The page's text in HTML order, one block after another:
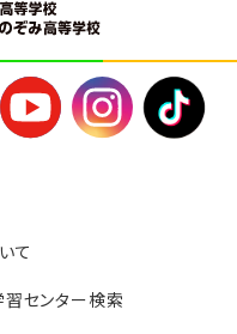
て
習センター検索